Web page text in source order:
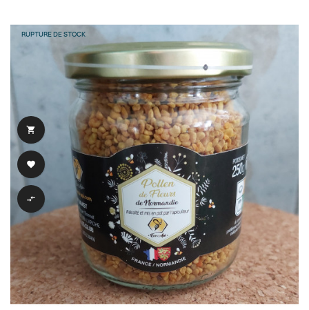
RUPTURE DE STOCK


